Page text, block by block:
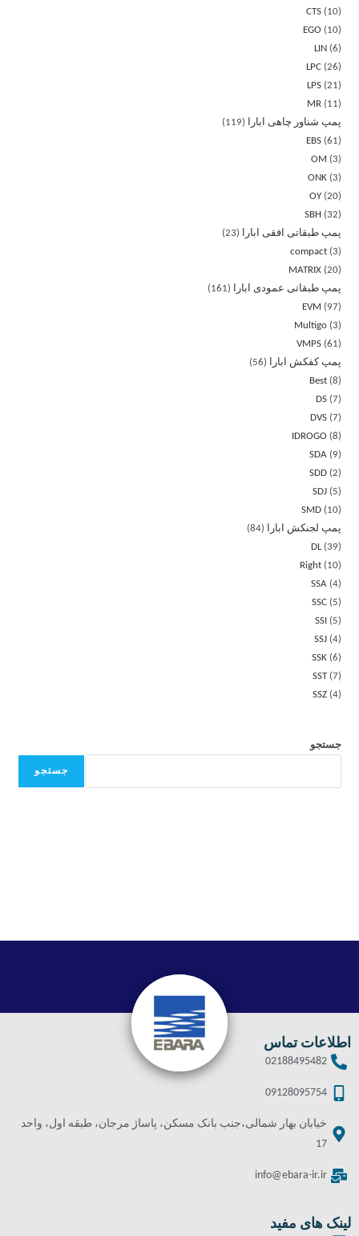
CTS
10
EGO
10
LIN
6
LPC 26
LPS 21
MR
11
پمپ شناور چاهی ابارا
119
EBS 61
OM
3
ONK 3
OY 20
SBH
32
پمپ طبقاتی افقی ابارا
23
compact 3
MATRIX 20
پمپ طبقاتی عمودی ابارا
161
EVM
97
Multigo 3
VMPS 61
پمپ کفکش ابارا
56
Best 8
DS 7
DVS 7
IDROGO
8
SDA
9
SDD 2
SDJ
5
SMD
10
پمپ لجنکش ابارا
84
DL 39
Right
10
SSA 4
SSC
5
SSI
5
SSJ 4
SSK 6
SST 7
SSZ 4
جستجو
جستجو
اطلاعات تماس
02188495482
09128095754
خیابان بهار شمالی،جنب بانک مسکن، پاساژ مرجان، طبقه اول، واحد
17
info@ebara-ir.ir
لینک های مفید